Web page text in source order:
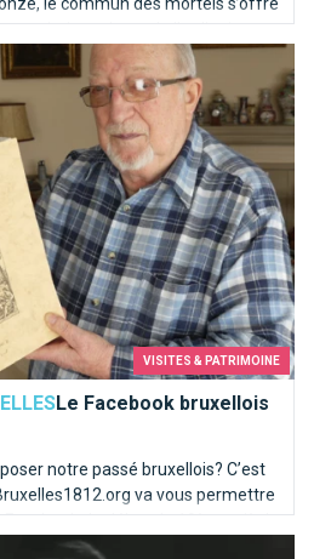
sanitaire qui sort de l’ordinaire.
petits besoins...
VISITES & PATRIMOINE
Le Facebook bruxellois
notre passé bruxellois? C’est
va vous permettre
Facebook du début du 19ème siècle
et les curieux.
1812